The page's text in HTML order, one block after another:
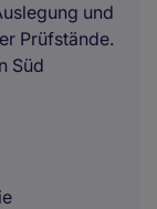
und
Prüfstände.
Süd